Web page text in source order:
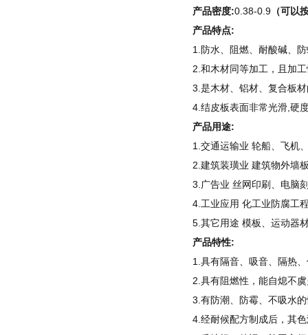
产品密度:0.38-0.9 （可以
产品特点:
1.防水、阻燃、耐酸碱、
2.和木材同等加工，且加
3.是木材、铝材、复合板
4.结皮板表面非常光滑,硬
产品用途:
1.交通运输业 轮船、飞机
2.建筑装璜业 建筑物外墙
3.广告业 丝网印刷、电脑
4.工业应用 化工业防腐工
5.其它用途 模板、运动器
产品特性:
1.具有隔音、吸音、隔热
2.具有阻燃性，能自熄不
3.有防潮、防霉、不吸水
4.经耐候配方制成后，其